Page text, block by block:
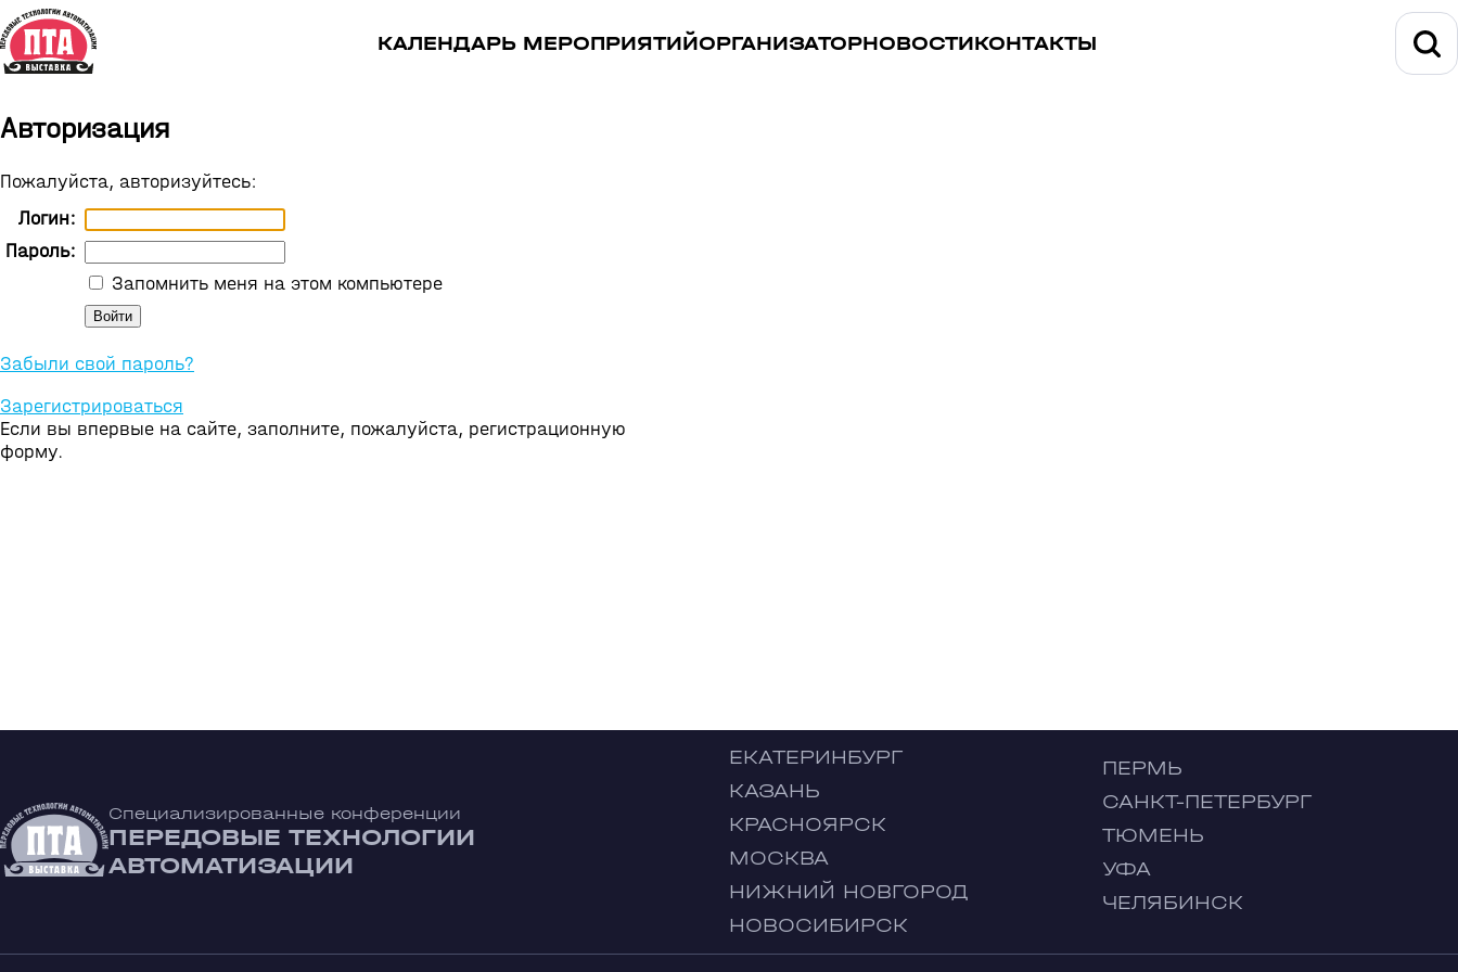
КАЛЕНДАРЬ МЕРОПРИЯТИЙОРГАНИЗАТОРНОВОСТИКОНТАКТЫ
Авторизация
Пожалуйста, авторизуйтесь:
Логин:
Пароль:
Запомнить меня на этом компьютере
Забыли свой пароль?
Зарегистрироваться
Если вы впервые на сайте, заполните, пожалуйста, регистрационную
форму.
Специализированные конференции
ПЕРЕДОВЫЕ ТЕХНОЛОГИИ
АВТОМАТИЗАЦИИ
ЕКАТЕРИНБУРГ
КАЗАНЬ
КРАСНОЯРСК
МОСКВА
НИЖНИЙ НОВГОРОД
НОВОСИБИРСК
ПЕРМЬ
САНКТ-ПЕТЕРБУРГ
ТЮМЕНЬ
УФА
ЧЕЛЯБИНСК